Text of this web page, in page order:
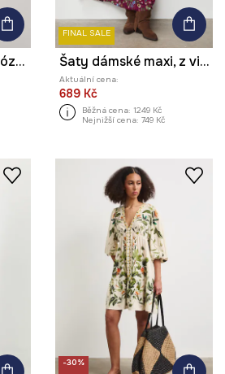
Šaty oversize s viskózou
FINAL SALE
Šaty dámské maxi, z viskózy, se vzorem
Aktuální cena:
689 Kč
Běžná cena: 1249 Kč
Nejnižší cena: 749 Kč
-30%